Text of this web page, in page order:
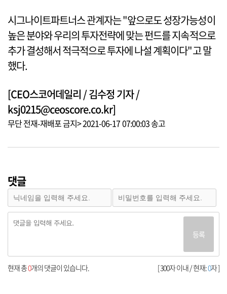
시그나이트파트너스 관계자는 "앞으로도 성장가능성이
높은 분야와 우리의 투자전략에 맞는 펀드를 지속적으로
추가 결성해서 적극적으로 투자에 나설 계획이다"고 말
했다.
[CEO스코어데일리 / 김수정 기자 /
ksj0215@ceoscore.co.kr]
무단 전재-재배포 금지> 2021-06-17 07:00:03 송고
댓글
등록
[ 300자 이내 / 현재:0자 ]
현재 총0개의 댓글이 있습니다.